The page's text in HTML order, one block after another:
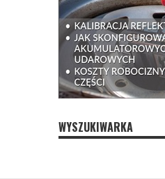
WYSZUKIWARKA